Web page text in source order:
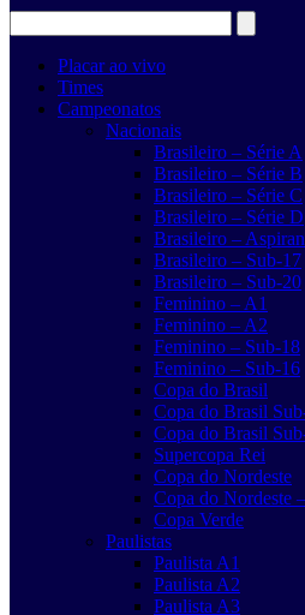
Placar ao vivo
Times
Campeonatos
Nacionais
Brasileiro – Série A
Brasileiro – Série B
Brasileiro – Série C
Brasileiro – Série D
Brasileiro –
Brasileiro – Sub-17
Brasileiro – Sub-20
Feminino – A1
Feminino – A2
Feminino – Sub-18
Feminino – Sub-16
Copa do Brasil
Copa do Brasil
Copa do Brasil
Supercopa Rei
Copa do Nordeste
Copa do Nordeste
Copa Verde
Paulistas
Paulista A1
Paulista A2
Paulista A3